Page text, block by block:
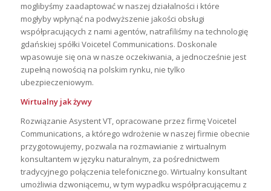
moglibyśmy zaadaptować w naszej działalności i które
mogłyby wpłynąć na podwyższenie jakości obsługi
współpracujących z nami agentów, natrafiliśmy na technologię
gdańskiej spółki Voicetel Communications. Doskonale
wpasowuje się ona w nasze oczekiwania, a jednocześnie jest
zupełną nowością na polskim rynku, nie tylko
ubezpieczeniowym.
Wirtualny jak żywy
Rozwiązanie Asystent VT, opracowane przez firmę Voicetel
Communications, a którego wdrożenie w naszej firmie obecnie
przygotowujemy, pozwala na rozmawianie z wirtualnym
konsultantem w języku naturalnym, za pośrednictwem
tradycyjnego połączenia telefonicznego. Wirtualny konsultant
umożliwia dzwoniącemu, w tym wypadku współpracującemu z